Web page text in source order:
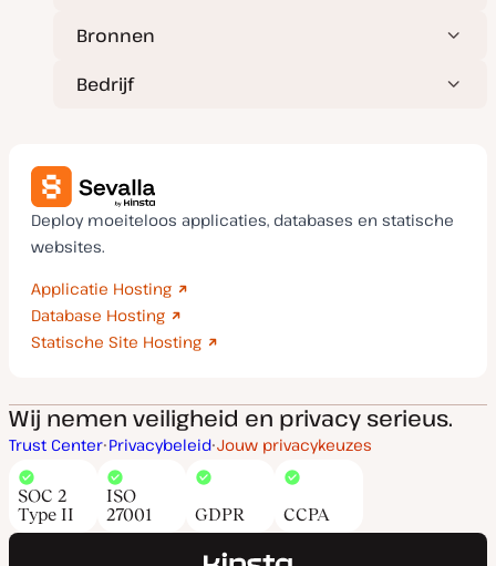
Bronnen
Bedrijf
Deploy moeiteloos applicaties, databases en statische
websites.
Applicatie Hosting
Database Hosting
Statische Site Hosting
Wij nemen veiligheid en privacy serieus.
Trust Center Privacybeleid Jouw privacykeuzes
SOC 2
Type II
ISO
27001
GDPR CCPA